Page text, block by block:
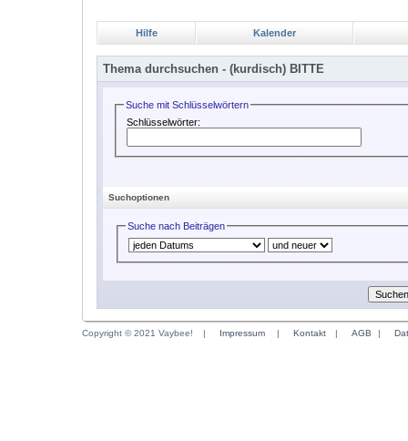
Hilfe Kalender
Thema durchsuchen - (kurdisch) BITTE
Suche mit Schlüsselwörtern
Schlüsselwörter:
Suchoptionen
Suche nach Beiträgen
Copyright © 2021 Vaybee! | Impressum | Kontakt | AGB |